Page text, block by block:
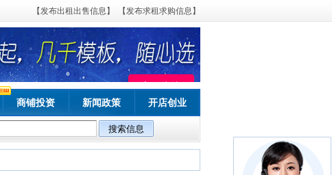
【发布出租出售信息】 【发布求租求购信息】
商铺投资 新闻政策 开店创业